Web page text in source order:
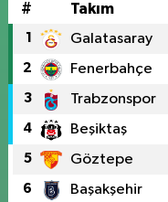
# Takım
1 Galatasaray
2 Fenerbahçe
3 Trabzonspor
4 Beşiktaş
5 Göztepe
6 Başakşehir